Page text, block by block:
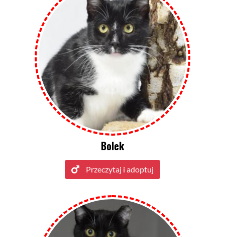
Bolek
Przeczytaj i adoptuj